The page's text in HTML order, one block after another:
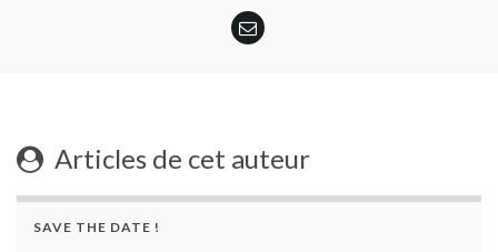
Articles de cet auteur
SAVE THE DATE !